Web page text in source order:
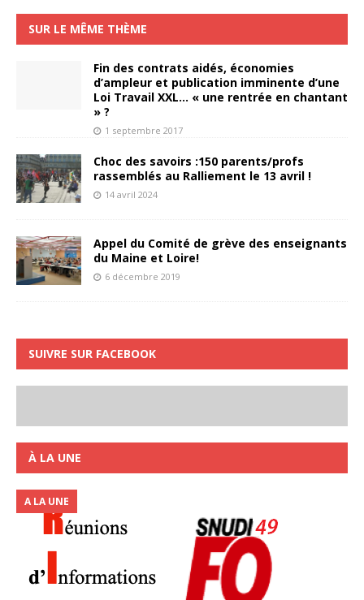
SUR LE MÊME THÈME
Fin des contrats aidés, économies
d’ampleur et publication imminente d’une
Loi Travail XXL… « une rentrée en chantant
» ?
1 septembre 2017
Choc des savoirs :150 parents/profs
rassemblés au Ralliement le 13 avril !
14 avril 2024
Appel du Comité de grève des enseignants
du Maine et Loire!
6 décembre 2019
SUIVRE SUR FACEBOOK
À LA UNE
A LA UNE